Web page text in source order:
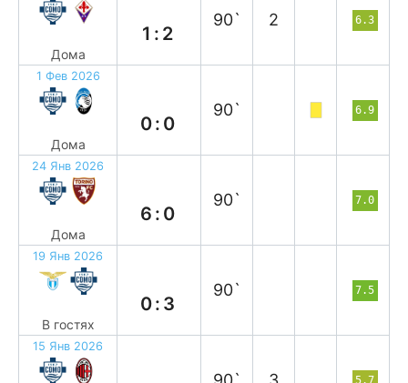
Дома
1:2
90` 2 6.3
1 Фев 2026
Дома
0:0
90` 6.9
24 Янв 2026
Дома
6:0
90` 7.0
19 Янв 2026
В гостях
0:3
90` 7.5
15 Янв 2026
5.7